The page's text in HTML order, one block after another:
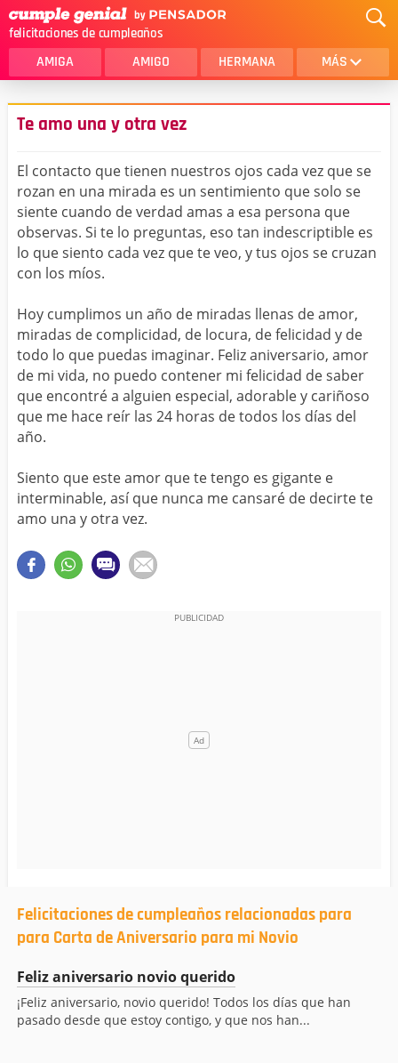
felicitaciones de cumpleaños
AMIGA AMIGO HERMANA MÁS
MAMA
AMOR
SOBRINA
HIJA
HERMANO
HIJO
NOVIA
ESPOSO
PAPA
TIA
CUÑADA
ALGUIEN ESPECIAL
PRIMO
TODAS LAS CATEGORÍAS
Te amo una y otra vez
El contacto que tienen nuestros ojos cada vez que se
rozan en una mirada es un sentimiento que solo se
siente cuando de verdad amas a esa persona que
observas. Si te lo preguntas, eso tan indescriptible es
lo que siento cada vez que te veo, y tus ojos se cruzan
con los míos.
Hoy cumplimos un año de miradas llenas de amor,
miradas de complicidad, de locura, de felicidad y de
todo lo que puedas imaginar. Feliz aniversario, amor
de mi vida, no puedo contener mi felicidad de saber
que encontré a alguien especial, adorable y cariñoso
que me hace reír las 24 horas de todos los días del
año.
Siento que este amor que te tengo es gigante e
interminable, así que nunca me cansaré de decirte te
amo una y otra vez.
Felicitaciones de cumpleaños relacionadas para
para Carta de Aniversario para mi Novio
Feliz aniversario novio querido
¡Feliz aniversario, novio querido! Todos los días que han
pasado desde que estoy contigo, y que nos han...